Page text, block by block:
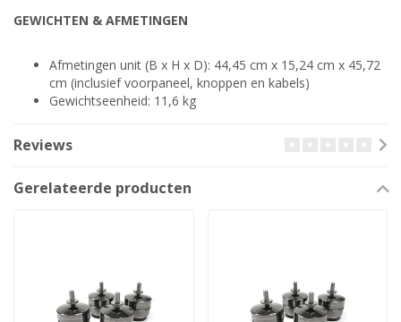
GEWICHTEN & AFMETINGEN
Afmetingen unit (B x H x D): 44,45 cm x 15,24 cm x 45,72
cm (inclusief voorpaneel, knoppen en kabels)
Gewichtseenheid: 11,6 kg
Reviews
Gerelateerde producten